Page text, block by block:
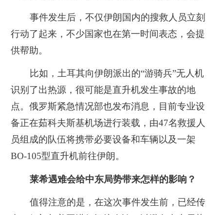
事件发生后，不仅伊朗国内的搜救人员立刻
行动了起来，不少国家也在第一时间表态，会提
供帮助。
比如，土耳其向伊朗派出的“游骑兵”无人机
识别了出热源，很可能是直升机发生事故的地
点。俄罗斯紧急情况部也发布消息，目前专业设
备正在茹科夫斯基机场进行装载，由47名救援人
员组成的队伍将携带必要设备和车辆以及一架
BO-105型直升机前往伊朗。
莱希遇难会给中东局势带来怎样的影响？
值得注意的是，在这次事件发生前，已经传